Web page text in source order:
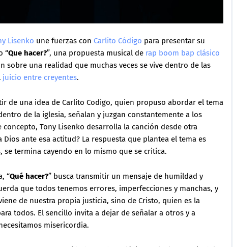
Lisenko une fuerzas con Carlito Código para presentar su
“Que hacer?”, una propuesta musical de rap boom bap clásico
sobre una realidad que muchas veces se vive dentro de las
juicio entre creyentes.
de una idea de Carlito Codigo, quien propuso abordar el tema
de la iglesia, señalan y juzgan constantemente a los
concepto, Tony Lisenko desarrolla la canción desde otra
Dios ante esa actitud? La respuesta que plantea el tema es
se termina cayendo en lo mismo que se critica.
“Qué hacer?” busca transmitir un mensaje de humildad y
que todos tenemos errores, imperfecciones y manchas, y
de nuestra propia justicia, sino de Cristo, quien es la
todos. El sencillo invita a dejar de señalar a otros y a
misericordia.